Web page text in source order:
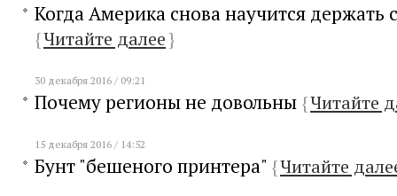
Когда Америка снова научится держать
{Читайте далее}
30 декабря 2016 / 09:21
Почему регионы не довольны {Читайте
15 декабря 2016 / 14:52
Бунт "бешеного принтера" {Читайте